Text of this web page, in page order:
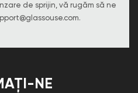
de sprijin, vă rugăm să ne
.
NE